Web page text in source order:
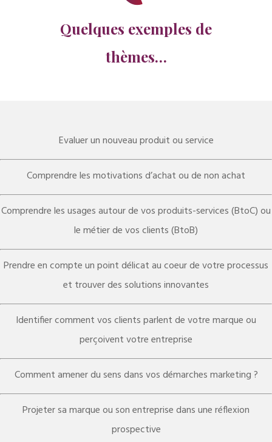
Quelques exemples de
thèmes…
Evaluer un nouveau produit ou service
Comprendre les motivations d’achat ou de non achat
Comprendre les usages autour de vos produits-services (BtoC) ou
le métier de vos clients (BtoB)
Prendre en compte un point délicat au coeur de votre processus
et trouver des solutions innovantes
Identifier comment vos clients parlent de votre marque ou
perçoivent votre entreprise
Comment amener du sens dans vos démarches marketing ?
Projeter sa marque ou son entreprise dans une réflexion
prospective